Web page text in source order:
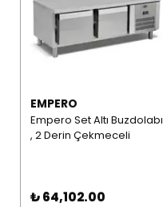
EMPERO
Empero Set Altı Buzdolabı
, 2 Derin Çekmeceli
₺ 64,102.00